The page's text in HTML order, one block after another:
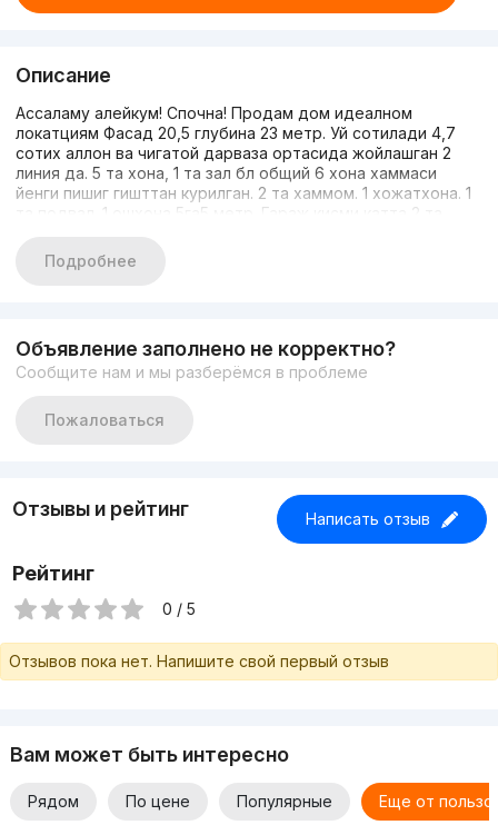
Описание
Ассаламу алейкум! Спочна! Продам дом идеалном
локатциям Фасад 20,5 глубина 23 метр. Уй сотилади 4,7
сотих аллон ва чигатой дарваза ортасида жойлашган 2
линия да. 5 та хона, 1 та зал бл общий 6 хона хаммаси
йенги пишиг гишттан курилган. 2 та хаммом. 1 хожатхона. 1
та подвал. 1 ошхона 5га5 метр. Гараж кисми катта 2 та
йонма йотади. йонида мактаблар, бохчалар, бозорча,
чигатой карзинка масжит бор жуда хаммаси якин. Тинчлик
инсоллар ески чиготойли шетте одамлари. сотилиш сабаб
бошка жойга кочиб кетвоммиз шунга сотилвотти. яхшилаб
903457474 азгина суннатига отилади
Подробнее
Объявление заполнено не корректно?
Сообщите нам и мы разберёмся в проблеме
Пожаловаться
Отзывы и рейтинг Написать отзыв
Рейтинг
0 / 5
Отзывов пока нет. Напишите свой первый отзыв
Вам может быть интересно
Рядом По цене Популярные Еще от